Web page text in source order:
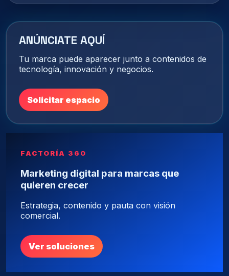
ANÚNCIATE AQUÍ
Tu marca puede aparecer junto a contenidos de
tecnología, innovación y negocios.
Solicitar espacio
FACTORÍA 360
Marketing digital para marcas que
quieren crecer
Estrategia, contenido y pauta con visión
comercial.
Ver soluciones